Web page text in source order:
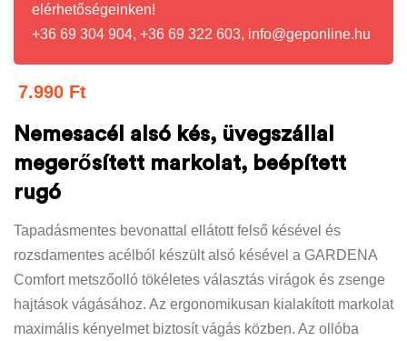
elérhetőségeinken!
+36 69 304 904, +36 69 322 603, info@geponline.hu
7.990 Ft
Nemesacél alsó kés, üvegszállal
megerősített markolat, beépített
rugó
Tapadásmentes bevonattal ellátott felső késével és
rozsdamentes acélból készült alsó késével a GARDENA
Comfort metszőolló tökéletes választás virágok és zsenge
hajtások vágásához. Az ergonomikusan kialakított markolat
maximális kényelmet biztosít vágás közben. Az ollóba